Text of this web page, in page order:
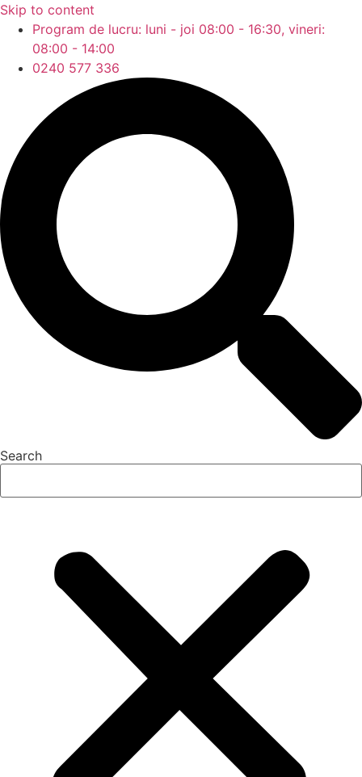
Skip to content
Program de lucru: luni - joi 08:00 - 16:30, vineri:
08:00 - 14:00
0240 577 336
Search